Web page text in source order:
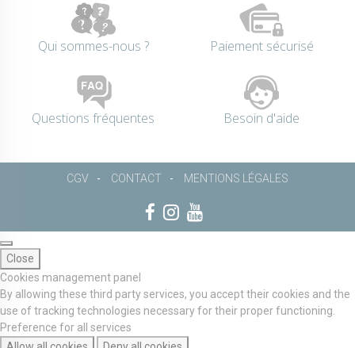
Qui sommes-nous ? Paiement sécurisé
Questions fréquentes Besoin d'aide
CGV CONTACT MENTIONS LÉGALES
Close
Cookies management panel
By allowing these third party services, you accept their cookies and the
use of tracking technologies necessary for their proper functioning.
Preference for all services